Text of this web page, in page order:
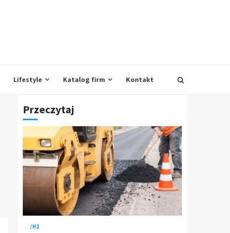
Lifestyle Katalog firm Kontakt
Przeczytaj
/H2